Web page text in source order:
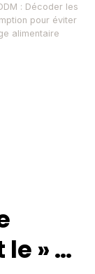
: Décoder les
pour éviter
alimentaire
» …